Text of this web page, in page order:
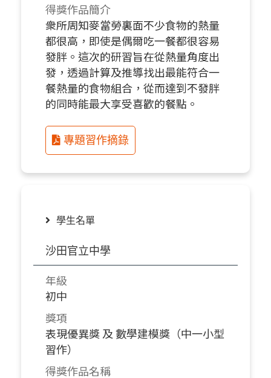
得獎作品簡介
衆所周知麥當勞裏面不少食物的熱量
都很高，即使是偶爾吃一餐都很容易
發胖。這次的研習旨在從熱量角度出
發，透過計算及推導找出最能符合一
餐熱量的食物組合，從而達到不發胖
的同時能最大享受喜歡的餐點。
專題習作摘錄
學生名單
沙田官立中學
年級
初中
獎項
表現優異獎 及 數學建模獎（中一小型
習作）
得獎作品名稱